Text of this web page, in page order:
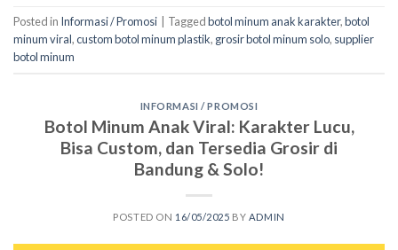
Posted in Informasi / Promosi Taggedbotol minum anak karakter,botol
minum viral,custom botol minum plastik, grosir botol minum solo, supplier
botol minum
INFORMASI / PROMOSI
Botol Minum Anak Viral: Karakter Lucu,
Bisa Custom, dan Tersedia Grosir di
Bandung & Solo!
POSTED ON 16/05/2025 BY ADMIN